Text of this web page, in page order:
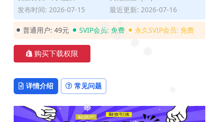
❅❅
❅
❅
发布时间: 2026-07-15
最近更新: 2026-07-16
普通用户: 49元 SVIP会员: 免费 永久SVIP会员: 免费
购买下载权限
详情介绍 常见问题